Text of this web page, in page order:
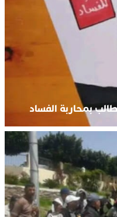
بمحاربة الفساد